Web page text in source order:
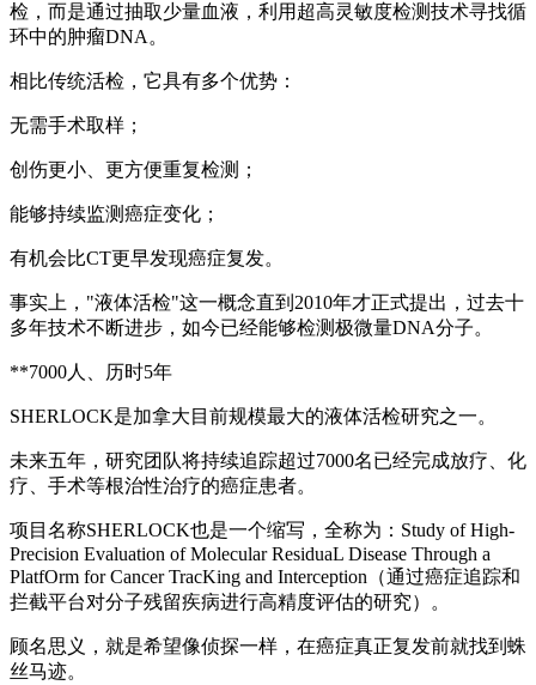
检，而是通过抽取少量血液，利用超高灵敏度检测技术寻找循
环中的肿瘤DNA。
相比传统活检，它具有多个优势：
无需手术取样；
创伤更小、更方便重复检测；
能够持续监测癌症变化；
有机会比CT更早发现癌症复发。
事实上，"液体活检"这一概念直到2010年才正式提出，过去十
多年技术不断进步，如今已经能够检测极微量DNA分子。
**7000人、历时5年
SHERLOCK是加拿大目前规模最大的液体活检研究之一。
未来五年，研究团队将持续追踪超过7000名已经完成放疗、化
疗、手术等根治性治疗的癌症患者。
项目名称SHERLOCK也是一个缩写，全称为：Study of High-
Precision Evaluation of Molecular ResiduaL Disease Through a
PlatfOrm for Cancer TracKing and Interception（通过癌症追踪和
拦截平台对分子残留疾病进行高精度评估的研究）。
顾名思义，就是希望像侦探一样，在癌症真正复发前就找到蛛
丝马迹。